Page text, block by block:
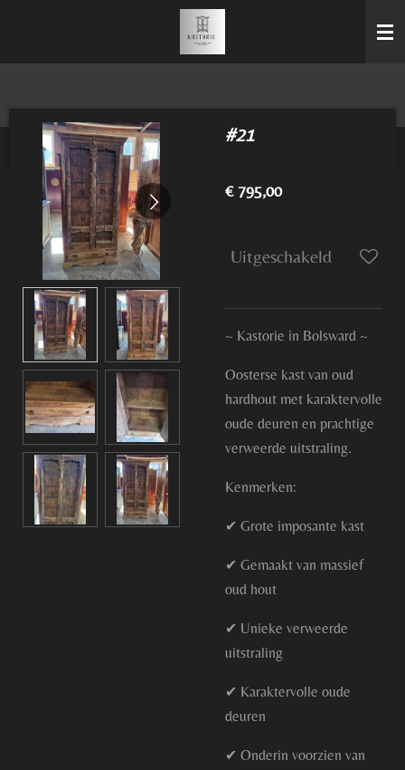
#21
€ 795,00
Uitgeschakeld
~ Kastorie in Bolsward ~
Oosterse kast van oud
hardhout met karaktervolle
oude deuren en prachtige
verweerde uitstraling.
Kenmerken:
✔ Grote imposante kast
✔ Gemaakt van massief
oud hout
✔ Unieke verweerde
uitstraling
✔ Karaktervolle oude
deuren
✔ Onderin voorzien van